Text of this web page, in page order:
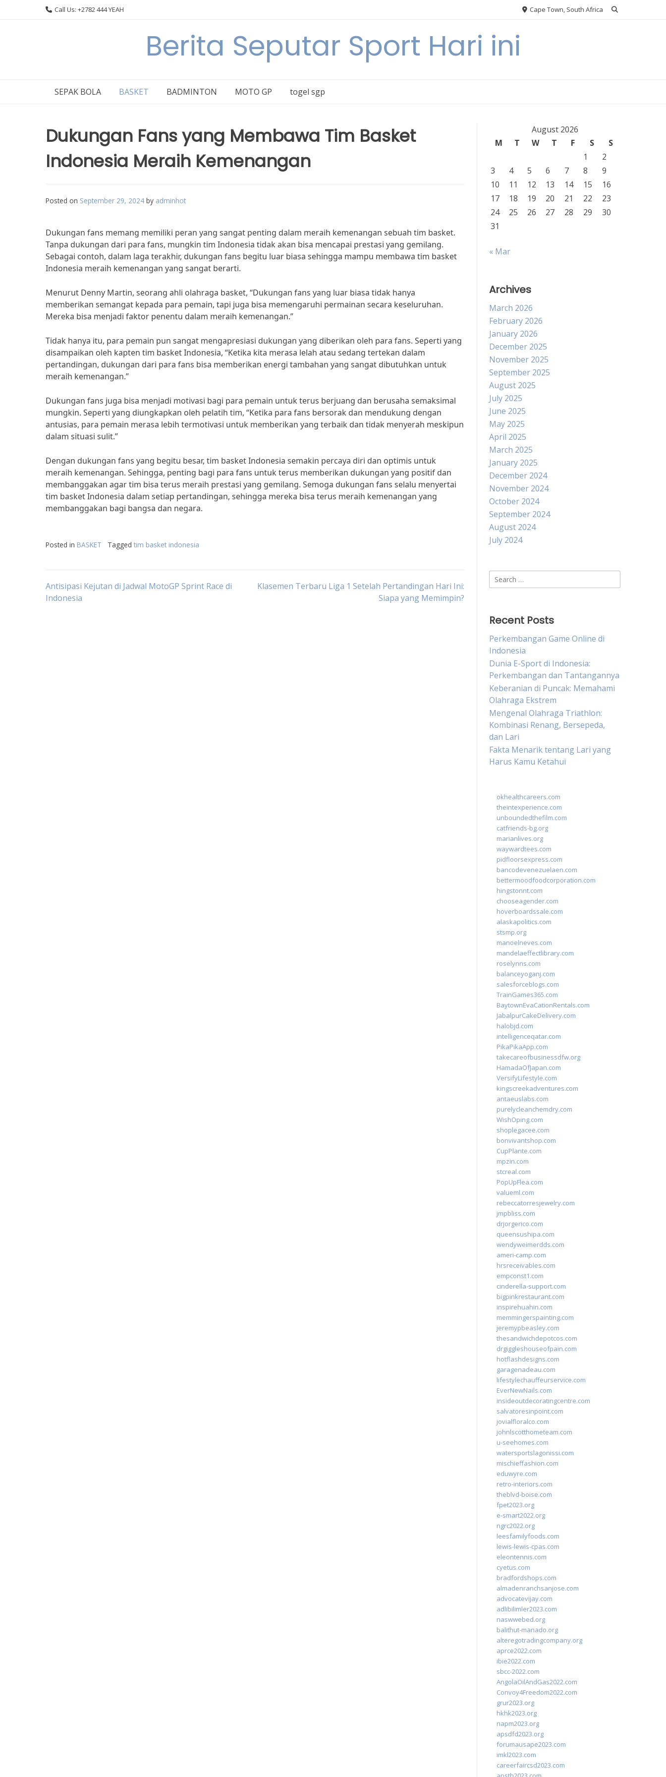
Call Us: +2782 444 YEAH Cape Town, South Africa
Berita Seputar Sport Hari ini
SEPAK BOLA BASKET BADMINTON MOTO GP togel sgp
Dukungan Fans yang Membawa Tim Basket
Indonesia Meraih Kemenangan
Posted on September 29, 2024 by adminhot
Dukungan fans memang memiliki peran yang sangat penting dalam meraih kemenangan sebuah tim basket.
Tanpa dukungan dari para fans, mungkin tim Indonesia tidak akan bisa mencapai prestasi yang gemilang.
Sebagai contoh, dalam laga terakhir, dukungan fans begitu luar biasa sehingga mampu membawa tim basket
Indonesia meraih kemenangan yang sangat berarti.
Menurut Denny Martin, seorang ahli olahraga basket, “Dukungan fans yang luar biasa tidak hanya
memberikan semangat kepada para pemain, tapi juga bisa memengaruhi permainan secara keseluruhan.
Mereka bisa menjadi faktor penentu dalam meraih kemenangan.”
Tidak hanya itu, para pemain pun sangat mengapresiasi dukungan yang diberikan oleh para fans. Seperti yang
disampaikan oleh kapten tim basket Indonesia, “Ketika kita merasa lelah atau sedang tertekan dalam
pertandingan, dukungan dari para fans bisa memberikan energi tambahan yang sangat dibutuhkan untuk
meraih kemenangan.”
Dukungan fans juga bisa menjadi motivasi bagi para pemain untuk terus berjuang dan berusaha semaksimal
mungkin. Seperti yang diungkapkan oleh pelatih tim, “Ketika para fans bersorak dan mendukung dengan
antusias, para pemain merasa lebih termotivasi untuk memberikan yang terbaik dan tidak menyerah meskipun
dalam situasi sulit.”
Dengan dukungan fans yang begitu besar, tim basket Indonesia semakin percaya diri dan optimis untuk
meraih kemenangan. Sehingga, penting bagi para fans untuk terus memberikan dukungan yang positif dan
membanggakan agar tim bisa terus meraih prestasi yang gemilang. Semoga dukungan fans selalu menyertai
tim basket Indonesia dalam setiap pertandingan, sehingga mereka bisa terus meraih kemenangan yang
membanggakan bagi bangsa dan negara.
Posted in BASKET Tagged tim basket indonesia
Post
Antisipasi Kejutan di Jadwal MotoGP Sprint Race di
Indonesia
Klasemen Terbaru Liga 1 Setelah Pertandingan Hari Ini:
Siapa yang Memimpin?
August 2026
M
T W T F S
S
1
2
3
4 5 6 7 8
9
10
11 12 13 14 15
16
17
18 19 20 21 22
23
24
25 26 27 28 29
30
31
« Mar
Archives
March 2026
February 2026
January 2026
December 2025
November 2025
September 2025
August 2025
July 2025
June 2025
May 2025
April 2025
March 2025
January 2025
December 2024
November 2024
October 2024
September 2024
August 2024
July 2024
Search
for:
Recent Posts
Perkembangan Game Online di
Indonesia
Dunia E-Sport di Indonesia:
Perkembangan dan Tantangannya
Keberanian di Puncak: Memahami
Olahraga Ekstrem
Mengenal Olahraga Triathlon:
Kombinasi Renang, Bersepeda,
dan Lari
Fakta Menarik tentang Lari yang
Harus Kamu Ketahui
okhealthcareers.com
theintexperience.com
unboundedthefilm.com
catfriends-bg.org
marianlives.org
waywardtees.com
pidfloorsexpress.com
bancodevenezuelaen.com
bettermoodfoodcorporation.com
hingstonnt.com
chooseagender.com
hoverboardssale.com
alaskapolitics.com
stsmp.org
manoelneves.com
mandelaeffectlibrary.com
roselynns.com
balanceyoganj.com
salesforceblogs.com
TrainGames365.com
BaytownEvaCationRentals.com
JabalpurCakeDelivery.com
halobjd.com
intelligenceqatar.com
PikaPikaApp.com
takecareofbusinessdfw.org
HamadaOfJapan.com
VersifyLifestyle.com
kingscreekadventures.com
antaeuslabs.com
purelycleanchemdry.com
WishOping.com
shoplegacee.com
bonvivantshop.com
CupPlante.com
mpzin.com
stcreal.com
PopUpFlea.com
valueml.com
rebeccatorresjewelry.com
jmpbliss.com
drjorgerico.com
queensushipa.com
wendyweimerdds.com
ameri-camp.com
hrsreceivables.com
empconst1.com
cinderella-support.com
bigpinkrestaurant.com
inspirehuahin.com
memmingerspainting.com
jeremypbeasley.com
thesandwichdepotcos.com
drgiggleshouseofpain.com
hotflashdesigns.com
garagenadeau.com
lifestylechauffeurservice.com
EverNewNails.com
insideoutdecoratingcentre.com
salvatoresinpoint.com
jovialfloralco.com
johnlscotthometeam.com
u-seehomes.com
watersportslagonissi.com
mischieffashion.com
eduwyre.com
retro-interiors.com
theblvd-boise.com
fpet2023.org
e-smart2022.org
ngrc2022.org
leesfamilyfoods.com
lewis-lewis-cpas.com
eleontennis.com
cyetus.com
bradfordshops.com
almadenranchsanjose.com
advocatevijay.com
adlibilimler2023.com
naswwebed.org
balithut-manado.org
alteregotradingcompany.org
aprce2022.com
ibie2022.com
sbcc-2022.com
AngolaOilAndGas2022.com
Convoy4Freedom2022.com
grur2023.org
hkhk2023.org
napm2023.org
apsdfd2023.org
forumausape2023.com
imkl2023.com
careerfaircsd2023.com